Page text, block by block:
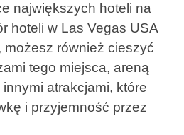
największych hoteli na
hoteli w Las Vegas USA
możesz również cieszyć
tego miejsca, areną
atrakcjami, które
i przyjemność przez